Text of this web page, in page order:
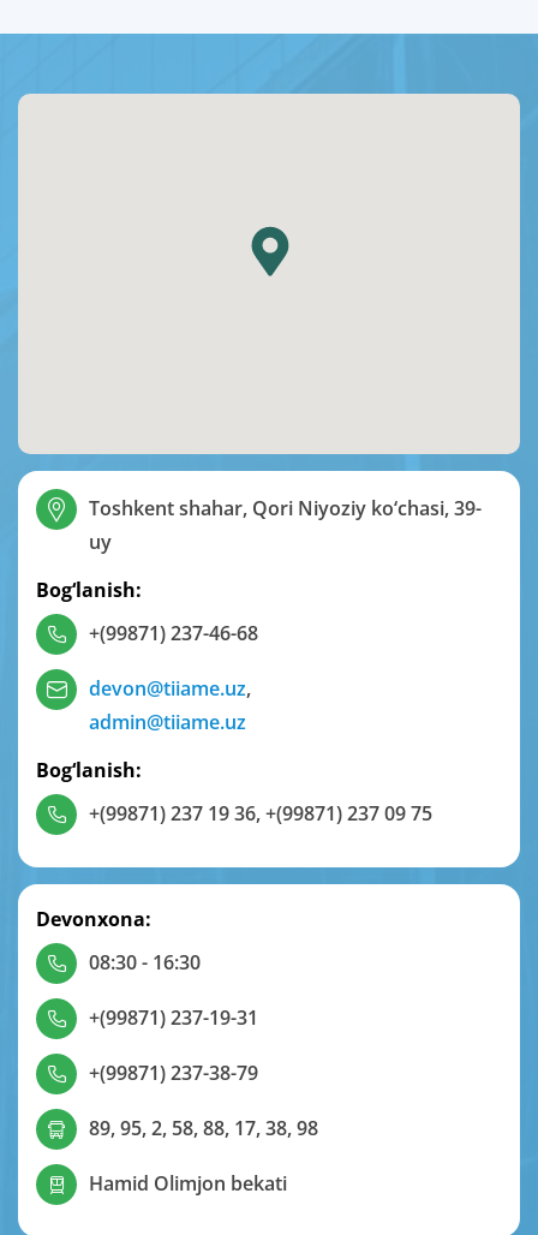
Toshkent shahar, Qori Niyoziy ko‘chasi, 39-
uy
Bog‘lanish:
+(99871) 237-46-68
devon@tiiame.uz,
admin@tiiame.uz
Bog‘lanish:
+(99871) 237 19 36,+(99871) 237 09 75
Devonxona:
08:30 - 16:30
+(99871) 237-19-31
+(99871) 237-38-79
89, 95, 2, 58, 88, 17, 38, 98
Hamid Olimjon bekati